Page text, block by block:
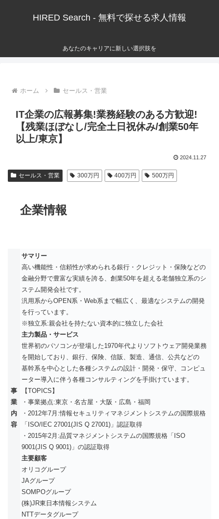
HIRED Search - 無料で探せる求人情報
あなたのキャリアに新しい選択肢を
ホーム セールス・営業
IT企業の広報募集!業務経験のある方歓迎!
【残業ほぼなし/完全土日祝休み/創業50年
以上/東京】
2024.11.27
セールス・営業 300万円 400万円 500万円
企業情報
事
業
内
容
サマリー
高い機能性・信頼性が求められる銀行・クレジット・保険などの
金融分野で豊富な実績を誇る、創業50年を超える老舗独立系のシ
ステム開発会社です。
汎用系からOPEN系・Web系まで幅広く、最適なシステムの開発
を行っています。
※独立系:親会社を持たない資本的に独立した会社
主力製品・サービス
世界初のパソコンが登場した1970年代よりソフトウェア開発業務
を開始しており、銀行、保険、信販、製造、通信、公共などの
基幹系を中心とした各種システムの設計・開発・保守、コンピュ
ーター導入に伴う各種コンサルティングを手掛けています。
【TOPICS】
・事業拠点:東京・名古屋・大阪・広島・福岡
・2012年7月:情報セキュリティマネジメントシステムの国際規格
「ISO/IEC 27001(JIS Q 27001)」認証取得
・2015年2月:品質マネジメントシステムの国際規格「ISO
9001(JIS Q 9001)」の認証取得
主要顧客
オリコグループ
JAグループ
SOMPOグループ
(株)JR東日本情報システム
NTTデータグループ